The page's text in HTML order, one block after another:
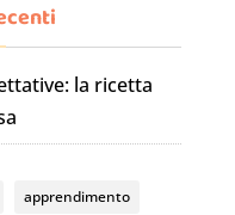
la ricetta
apprendimento